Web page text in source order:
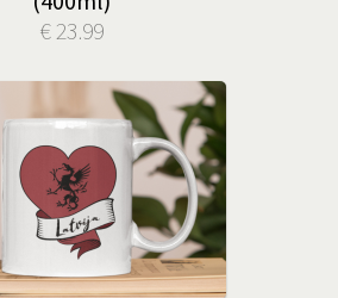
€ 23.99